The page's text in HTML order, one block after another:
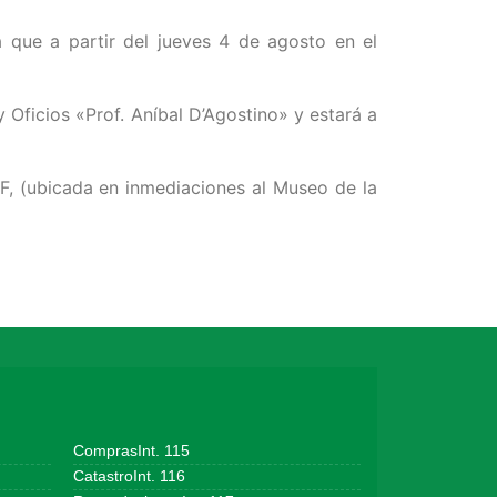
que a partir del jueves 4 de agosto en el
«Prof. Aníbal D’Agostino» y estará a
(ubicada en inmediaciones al Museo de la
ComprasInt. 115
CatastroInt. 116